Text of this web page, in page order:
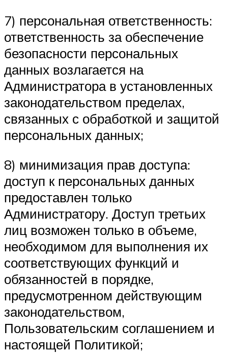
7) персональная ответственность:
ответственность за обеспечение
безопасности персональных
данных возлагается на
Администратора в установленных
законодательством пределах,
связанных с обработкой и защитой
персональных данных;
8) минимизация прав доступа:
доступ к персональных данных
предоставлен только
Администратору. Доступ третьих
лиц возможен только в объеме,
необходимом для выполнения их
соответствующих функций и
обязанностей в порядке,
предусмотренном действующим
законодательством,
Пользовательским соглашением и
настоящей Политикой;